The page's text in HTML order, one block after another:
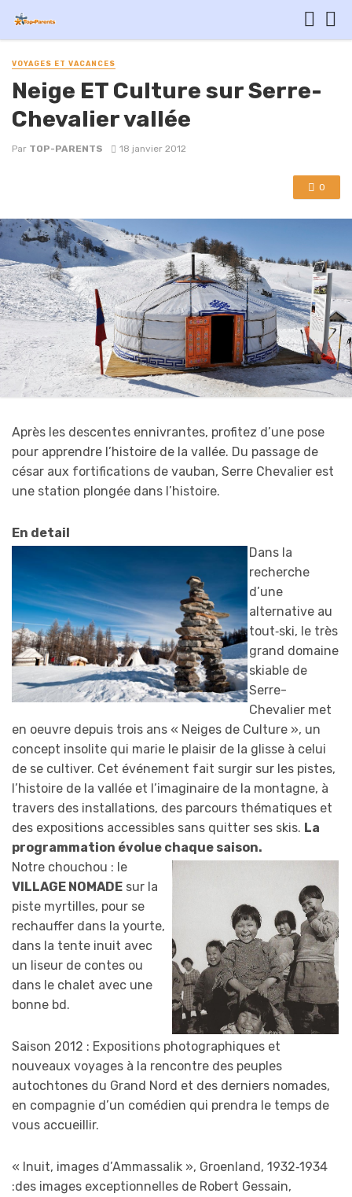
VOYAGES ET VACANCES
Neige ET Culture sur Serre-
Chevalier vallée
Par TOP-PARENTS 18 janvier 2012
0
Après les descentes ennivrantes, profitez d’une pose
pour apprendre l’histoire de la vallée. Du passage de
césar aux fortifications de vauban, Serre Chevalier est
une station plongée dans l’histoire.
En detail
Dans la
recherche
d’une
alternative au
tout‐ski, le très
grand domaine
skiable de
Serre-
Chevalier met
en oeuvre depuis trois ans « Neiges de Culture », un
concept insolite qui marie le plaisir de la glisse à celui
de se cultiver. Cet événement fait surgir sur les pistes,
l’histoire de la vallée et l’imaginaire de la montagne, à
travers des installations, des parcours thématiques et
des expositions accessibles sans quitter ses skis. La
programmation évolue chaque saison.
Notre chouchou : le
VILLAGE NOMADE sur la
piste myrtilles, pour se
rechauffer dans la yourte,
dans la tente inuit avec
un liseur de contes ou
dans le chalet avec une
bonne bd.
Saison 2012 : Expositions photographiques et
nouveaux voyages à la rencontre des peuples
autochtones du Grand Nord et des derniers nomades,
en compagnie d’un comédien qui prendra le temps de
vous accueillir.
« Inuit, images d’Ammassalik », Groenland, 1932‐1934
:des images exceptionnelles de Robert Gessain,